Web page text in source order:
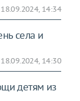
18.09.2024, 14:34
села и
18.09.2024, 14:30
детям из